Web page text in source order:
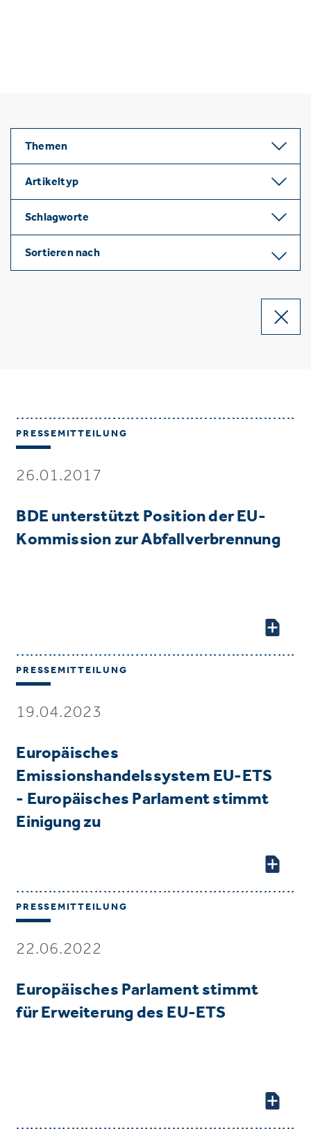
Themen
Artikeltyp
Schlagworte
Sortieren nach
PRESSEMITTEILUNG
26.01.2017
BDE unterstützt Position der EU-
Kommission zur Abfallverbrennung
PRESSEMITTEILUNG
19.04.2023
Europäisches
Emissionshandelssystem EU-ETS
- Europäisches Parlament stimmt
Einigung zu
PRESSEMITTEILUNG
22.06.2022
Europäisches Parlament stimmt
für Erweiterung des EU-ETS